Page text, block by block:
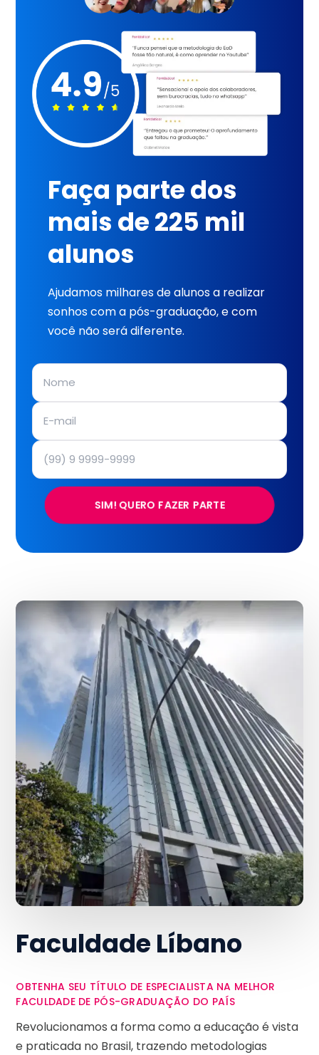
Faça parte dos
mais de 225 mil
alunos
Ajudamos milhares de alunos a realizar
sonhos com a pós-graduação, e com
você não será diferente.
SIM! QUERO FAZER PARTE
Faculdade Líbano
OBTENHA SEU TÍTULO DE ESPECIALISTA NA MELHOR
FACULDADE DE PÓS-GRADUAÇÃO DO PAÍS
Revolucionamos a forma como a educação é vista
e praticada no Brasil, trazendo metodologias